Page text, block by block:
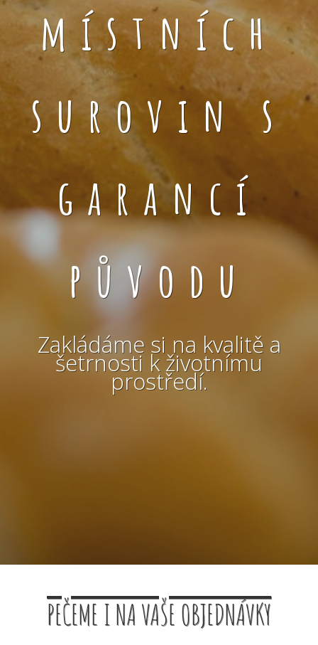
místních
surovin s
garancí
původu
Zakládáme si na kvalitě a
šetrnosti k životnímu
prostředí.
PEČEME I NA VAŠE OBJEDNÁVKY